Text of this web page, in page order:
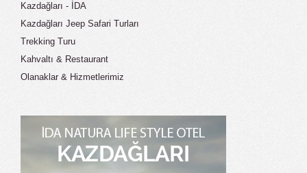
Kazdağları - İDA
Kazdağları Jeep Safari Turları
Trekking Turu
Kahvaltı & Restaurant
Olanaklar & Hizmetlerimiz